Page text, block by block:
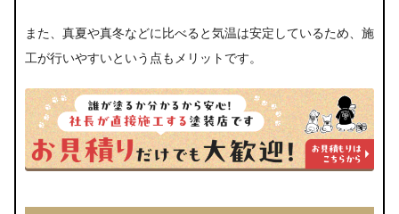
また、真夏や真冬などに比べると気温は安定しているため、施
工が行いやすいという点もメリットです。